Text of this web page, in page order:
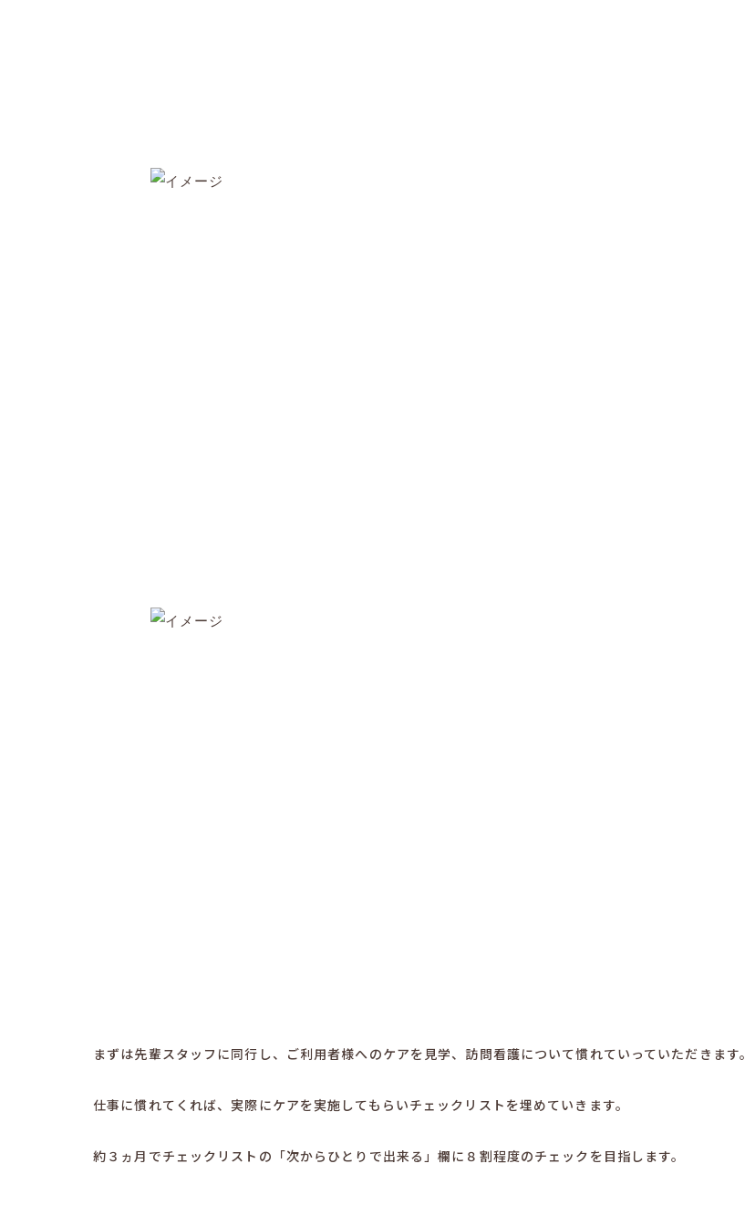
まずは先輩スタッフに同行し、ご利用者様へのケアを見学、訪問看護について慣れていっていただきます。
仕事に慣れてくれば、実際にケアを実施してもらいチェックリストを埋めていきます。
約３ヵ月でチェックリストの「次からひとりで出来る」欄に８割程度のチェックを目指します。